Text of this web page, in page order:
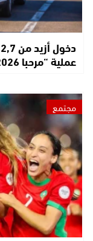
عملية “مرحبا 2026”
مجتمع